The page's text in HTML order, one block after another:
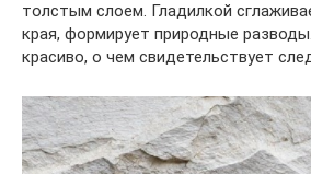
толстым слоем. Гладилкой
края, формирует природные
красиво, о чем свидетельствует